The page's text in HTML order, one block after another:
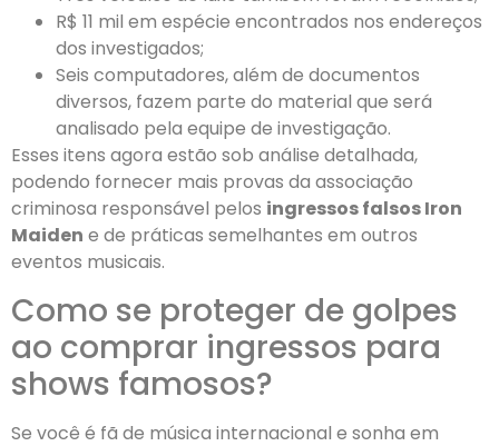
R$ 11 mil em espécie encontrados nos endereços
dos investigados;
Seis computadores, além de documentos
diversos, fazem parte do material que será
analisado pela equipe de investigação.
Esses itens agora estão sob análise detalhada,
podendo fornecer mais provas da associação
criminosa responsável pelos ingressos falsos Iron
Maiden e de práticas semelhantes em outros
eventos musicais.
Como se proteger de golpes
ao comprar ingressos para
shows famosos?
Se você é fã de música internacional e sonha em